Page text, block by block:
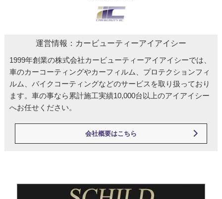
運営情報：カービューティーアイアイシー
1999年創業の株式会社カービューティーアイアイシーでは、
車のカーコーティングやカーフィルム、プロテクションフィ
ルム、バイクコーティングなどのサービスを取り扱っており
ます。車の事なら累計施工実績10,000台以上のアイアイシー
へお任せください。
会社概要はこちら